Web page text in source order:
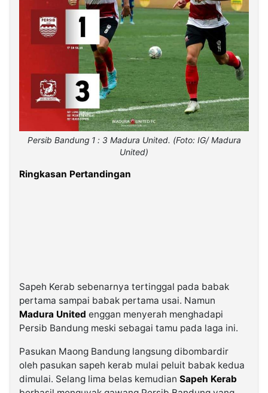
Persib Bandung 1 : 3 Madura United. (Foto: IG/ Madura
United)
Ringkasan Pertandingan
Sapeh Kerab sebenarnya tertinggal pada babak
pertama sampai babak pertama usai. Namun
Madura United enggan menyerah menghadapi
Persib Bandung meski sebagai tamu pada laga ini.
Pasukan Maong Bandung langsung dibombardir
oleh pasukan sapeh kerab mulai peluit babak kedua
dimulai. Selang lima belas kemudian Sapeh Kerab